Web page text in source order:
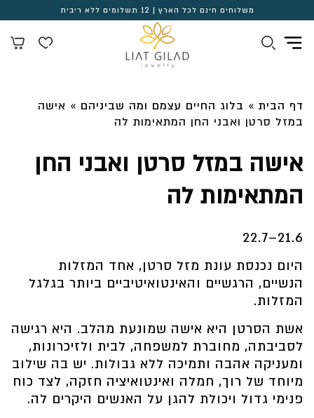
משלוחים חינם לכל הארץ | 12 תשלומים ללא ריבית
דף הבית » בלוג החיים עצמם ומה שביניהם » אישה
במזל סרטן ואבני החן המתאימות לה
אישה במזל סרטן ואבני החן
המתאימות לה
21.6–22.7
היום נכנסת עונת מזל סרטן, אחד המזלות
הנשיים, הרגשיים והאינטואיטיביים ביותר בגלגל
המזלות.
אשת הסרטן היא אישה שמונעת מהלב. היא רגישה
לסביבתה, מחוברת למשפחה, לבית ולזיכרונות,
ומעניקה אהבה ותמיכה ללא גבולות. יש בה שילוב
מיוחד של רוך, חמלה ואינטואיציה חזקה, לצד כוח
פנימי גדול ויכולת להגן על האנשים היקרים לה.